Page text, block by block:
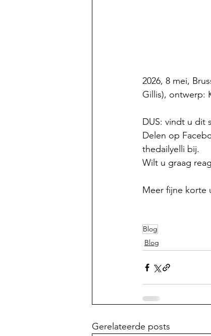
2026, 8 mei,
Gillis), ontwerp:
DUS: vindt u dit
Delen op
thedailyelli bij.
Wilt u graag
Meer fijne korte
Blog
Blog
Gerelateerde posts